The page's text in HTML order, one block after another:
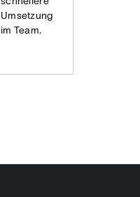
Umsetzung
im Team.